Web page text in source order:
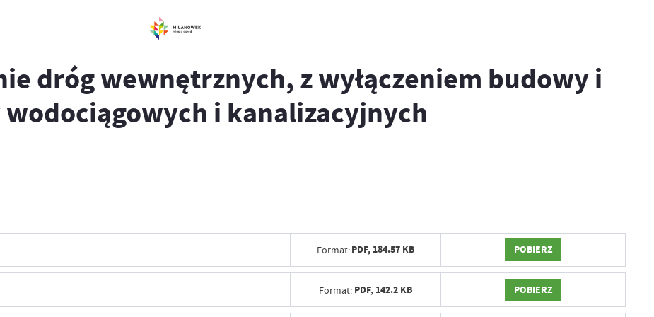
dróg wewnętrznych, z wyłączeniem budowy i
i kanalizacyjnych
Format:PDF, 184.57 KB POBIERZ
Format: PDF, 142.2 KB POBIERZ